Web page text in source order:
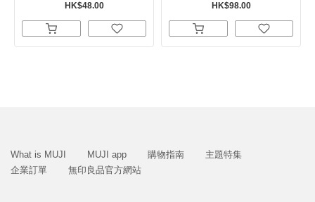
HK$48.00
HK$98.00
What is MUJI MUJI app 購物指南
主題特集
企業訂單
無印良品官方網站